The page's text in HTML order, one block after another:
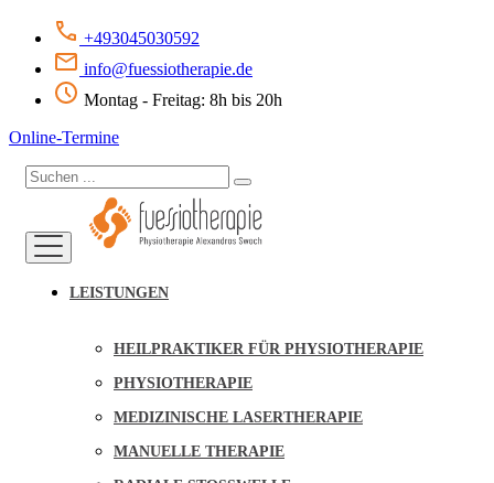
+493045030592
info@fuessiotherapie.de
Montag - Freitag: 8h bis 20h
Online-Termine
LEISTUNGEN
HEILPRAKTIKER FÜR PHYSIOTHERAPIE
PHYSIOTHERAPIE
MEDIZINISCHE LASERTHERAPIE
MANUELLE THERAPIE